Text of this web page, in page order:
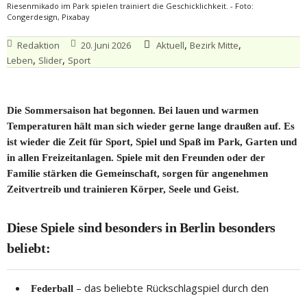
Riesenmikado im Park spielen trainiert die Geschicklichkeit. - Foto:
Congerdesign, Pixabay
Redaktion 20. Juni 2026 Aktuell, Bezirk Mitte,
Leben, Slider, Sport
Die Sommersaison hat begonnen. Bei lauen und warmen
Temperaturen hält man sich wieder gerne lange draußen auf. Es
ist wieder die Zeit für Sport, Spiel und Spaß im Park, Garten und
in allen Freizeitanlagen. Spiele mit den Freunden oder der
Familie stärken die Gemeinschaft, sorgen für angenehmen
Zeitvertreib und trainieren Körper, Seele und Geist.
Diese Spiele sind besonders in Berlin besonders
beliebt:
Federball – das beliebte Rückschlagspiel durch den